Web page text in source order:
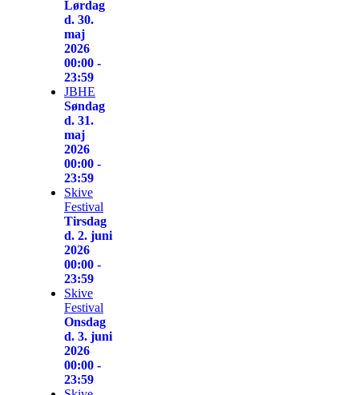
Lørdag
d. 30.
maj
2026
00:00 -
23:59
JBHE
Søndag
d. 31.
maj
2026
00:00 -
23:59
Skive
Festival
Tirsdag
d. 2. juni
2026
00:00 -
23:59
Skive
Festival
Onsdag
d. 3. juni
2026
00:00 -
23:59